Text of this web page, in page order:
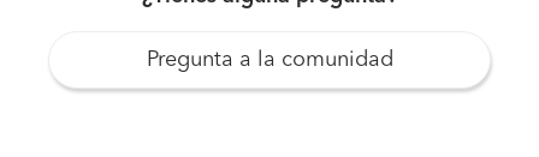
Pregunta a la comunidad